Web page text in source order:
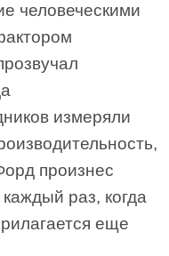
человеческими
измеряли
произнес
раз, когда
еще